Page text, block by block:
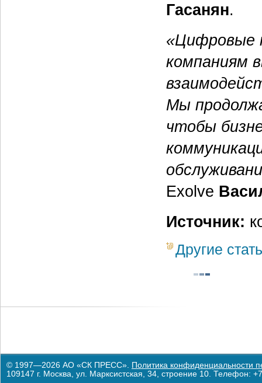
Гасанян.
«Цифровые
компаниям
Мы
чтобы
Exolve
Источник:
Другие
© 1997—2026 АО «СК ПРЕСС». Политика конфиденциальности
109147 г. Москва, ул. Марксистская, 34, строение 10. Телефон: